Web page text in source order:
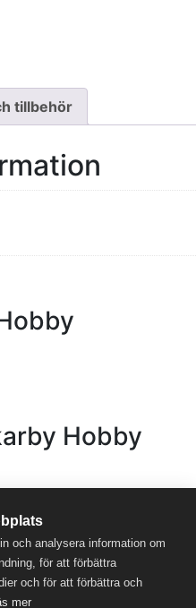
tillbehör
Hobby
och analysera information om
för att förbättra
och för att förbättra och
mer